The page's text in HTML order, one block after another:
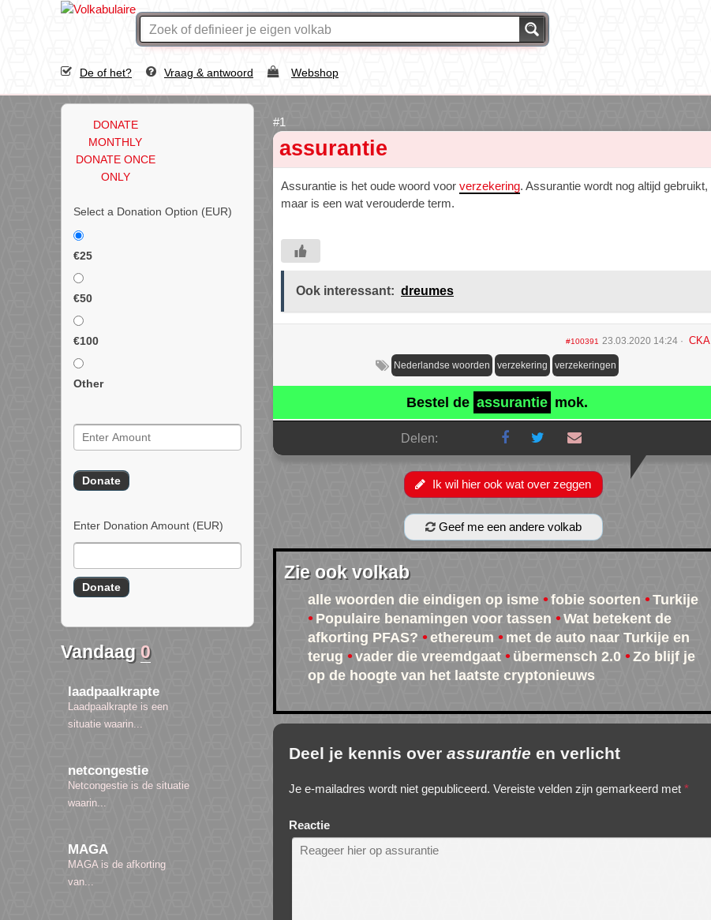
De of het? Vraag & antwoord Webshop
DONATE
MONTHLY
DONATE ONCE
ONLY
Select a Donation Option (EUR)
€25
€50
€100
Other
Enter Donation Amount (EUR)
Vandaag 0
laadpaalkrapte
Laadpaalkrapte is een
situatie waarin...
netcongestie
Netcongestie is de situatie
waarin...
MAGA
MAGA is de afkorting
van...
assurantie
Assurantie is het oude woord voor verzekering. Assurantie wordt nog altijd gebruikt,
maar is een wat verouderde term.
Ook interessant: dreumes
#100391 23.03.2020 14:24 CKA
Nederlandse woorden verzekering verzekeringen
Bestel de assurantie mok.
Delen:
Ik wil hier ook wat over zeggen
Geef me een andere volkab
Zie ook volkab
alle woorden die eindigen op isme fobie soorten
Turkije
Populaire benamingen voor tassen
Wat betekent de
afkorting PFAS?
ethereum
met de auto naar Turkije en
terug
vader die vreemdgaat übermensch 2.0
Zo blijf je
op de hoogte van het laatste cryptonieuws
Deel je kennis over assurantie en verlicht
Je e-mailadres wordt niet gepubliceerd. Vereiste velden zijn gemarkeerd met *
Reactie